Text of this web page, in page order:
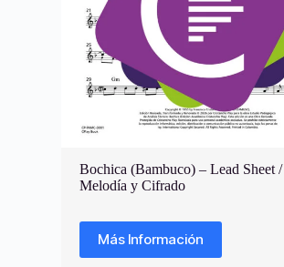
Bochica (Bambuco) – Lead Sheet /
Melodía y Cifrado
Más Información